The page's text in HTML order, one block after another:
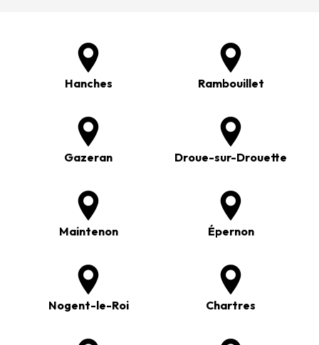
Hanches Rambouillet
Gazeran Droue-sur-Drouette
Maintenon Épernon
Nogent-le-Roi Chartres